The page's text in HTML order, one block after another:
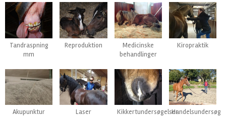
Tandraspning
mm
Reproduktion
Medicinske
behandlinger
Kiropraktik
Akupunktur Laser Kikkertundersøgelser